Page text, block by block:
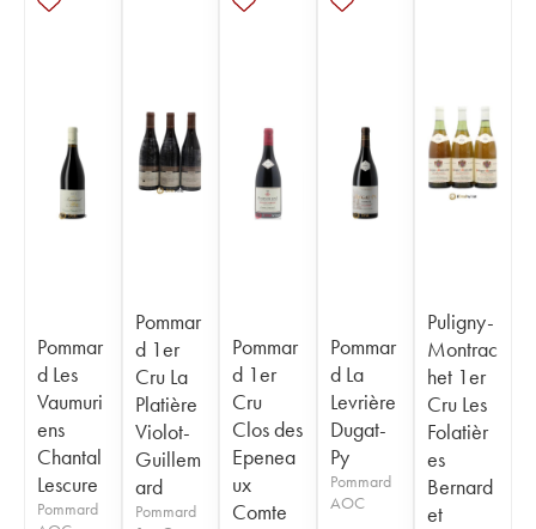
Pommar
d Les
Vaumuri
ens
Chantal
Lescure
Pommard
Pommar
d 1er
Cru La
Platière
Violot-
Guillem
ard
Pommard
Pommar
d 1er
Cru
Clos des
Epenea
ux
Comte
Pommar
d La
Levrière
Dugat-
Py
Pommard
AOC
Puligny-
Montrac
het 1er
Cru Les
Folatièr
es
Bernard
et